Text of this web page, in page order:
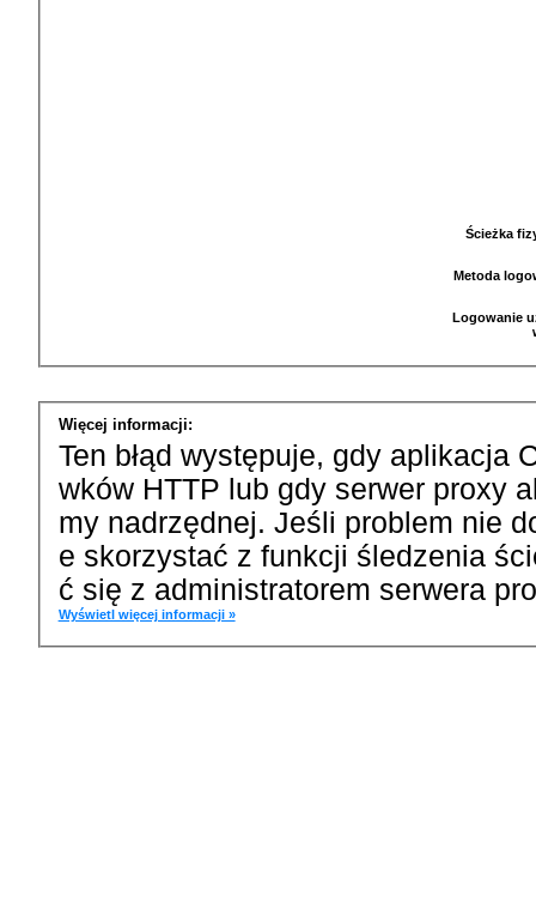
Ścieżka
Metoda
Logowanie
Więcej informacji:
Ten błąd występuje, gdy aplikacja
wków HTTP lub gdy serwer proxy
my nadrzędnej. Jeśli problem nie
e skorzystać z funkcji śledzenia
ć się z administratorem serwera
Wyświetl więcej informacji »